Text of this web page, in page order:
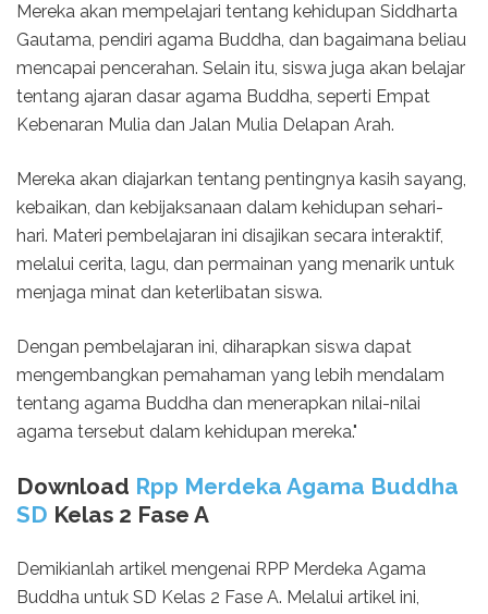
Mereka akan mempelajari tentang kehidupan Siddharta
Gautama, pendiri agama Buddha, dan bagaimana beliau
mencapai pencerahan. Selain itu, siswa juga akan belajar
tentang ajaran dasar agama Buddha, seperti Empat
Kebenaran Mulia dan Jalan Mulia Delapan Arah.
Mereka akan diajarkan tentang pentingnya kasih sayang,
kebaikan, dan kebijaksanaan dalam kehidupan sehari-
hari. Materi pembelajaran ini disajikan secara interaktif,
melalui cerita, lagu, dan permainan yang menarik untuk
menjaga minat dan keterlibatan siswa.
Dengan pembelajaran ini, diharapkan siswa dapat
mengembangkan pemahaman yang lebih mendalam
tentang agama Buddha dan menerapkan nilai-nilai
agama tersebut dalam kehidupan mereka."
Download Rpp Merdeka Agama Buddha
SD Kelas 2 Fase A
Demikianlah artikel mengenai RPP Merdeka Agama
Buddha untuk SD Kelas 2 Fase A. Melalui artikel ini,